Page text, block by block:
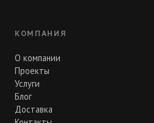
КОМПАНИЯ
О компании
Проекты
Услуги
Блог
Доставка